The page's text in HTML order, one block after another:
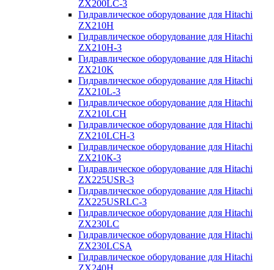
ZX200LC-3
Гидравлическое оборудование для Hitachi
ZX210H
Гидравлическое оборудование для Hitachi
ZX210H-3
Гидравлическое оборудование для Hitachi
ZX210K
Гидравлическое оборудование для Hitachi
ZX210L-3
Гидравлическое оборудование для Hitachi
ZX210LCH
Гидравлическое оборудование для Hitachi
ZX210LCH-3
Гидравлическое оборудование для Hitachi
ZX210К-3
Гидравлическое оборудование для Hitachi
ZX225USR-3
Гидравлическое оборудование для Hitachi
ZX225USRLC-3
Гидравлическое оборудование для Hitachi
ZX230LC
Гидравлическое оборудование для Hitachi
ZX230LCSA
Гидравлическое оборудование для Hitachi
ZX240H